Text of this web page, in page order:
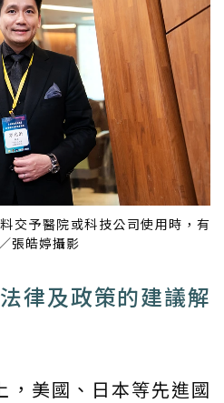
交予醫院或科技公司使用時，有
張皓婷攝影
律及政策的建議解
，美國、日本等先進國